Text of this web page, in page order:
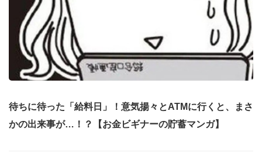
待ちに待った「給料日」！意気揚々とATMに行くと、まさ
かの出来事が…！？【お金ビギナーの貯蓄マンガ】